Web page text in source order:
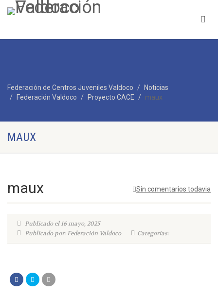
Federación de Centros Juveniles Valdoco
Noticias
Federación Valdoco
Proyecto CACE maux
MAUX
Sin comentarios todavia
maux
Publicado el 16 mayo, 2025
Publicado por: Federación Valdoco
Categorías: